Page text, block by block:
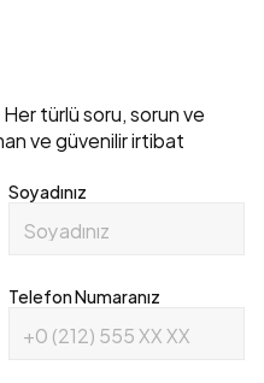
türlü soru, sorun ve
ve güvenilir irtibat
Soyadınız
Telefon Numaranız